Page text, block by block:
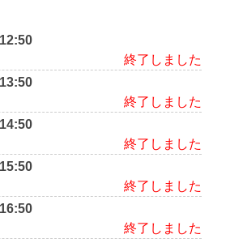
終了しました
終了しました
終了しました
終了しました
終了しました